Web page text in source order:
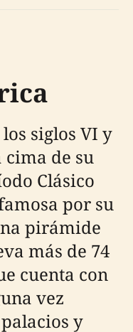
siglos VI y
cima de su
Clásico
por su
pirámide
más de 74
cuenta con
vez
y